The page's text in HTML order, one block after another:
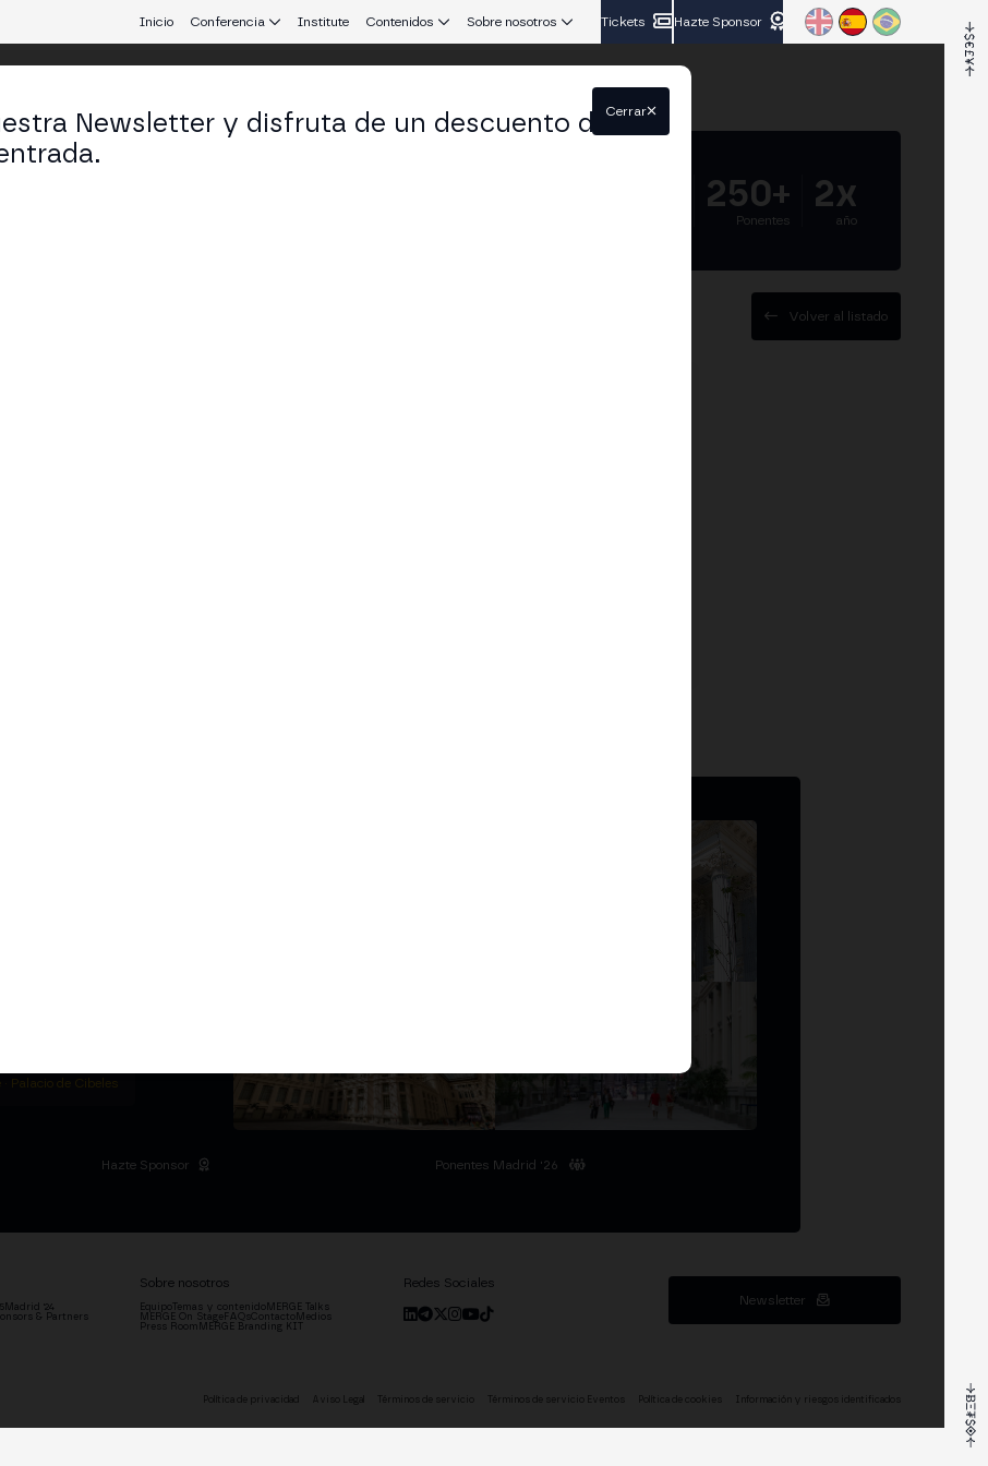
Inicio Conferencia Institute Contenidos Sobre nosotros Tickets Hazte Sponsor
conecta Europa y Latinoamérica.
250+
Ponentes
2x
año
Volver al listado
y el
sientan en
Palacio de Cibeles y
Palacio de Cibeles
Hazte Sponsor Ponentes Madrid '26
Madrid '24
& Partners
Sobre nosotros
EquipoTemas y contenidoMERGE Talks
MERGE On StageFAQsContactoMedios
Press Room MERGE Branding KIT
Redes Sociales
Newsletter
Newsletter y disfruta de un descuento delCerrar
Política de privacidad Aviso Legal Términos de servicio Términos de servicio Eventos Política de cookies Información y riesgos identificados